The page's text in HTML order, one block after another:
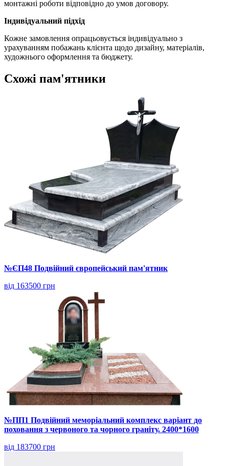
монтажні роботи відповідно до умов договору.
Індивідуальний підхід
Кожне замовлення опрацьовується індивідуально з
урахуванням побажань клієнта щодо дизайну, матеріалів,
художнього оформлення та бюджету.
Схожі пам'ятники
№ЄП48 Подвійний європейський пам'ятник
від 163500 грн
№ПП1 Подвійний меморіальний комплекс варіант до
поховання з червоного та чорного граніту. 2400*1600
від 183700 грн